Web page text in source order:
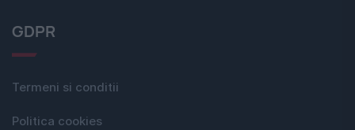
GDPR
Termeni si conditii
Politica cookies